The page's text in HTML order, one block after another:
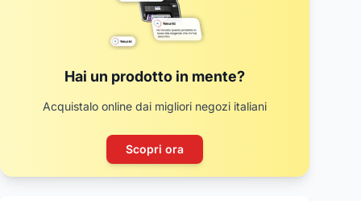
Hai un prodotto in mente?
Acquistalo online dai migliori negozi italiani
Scopri ora